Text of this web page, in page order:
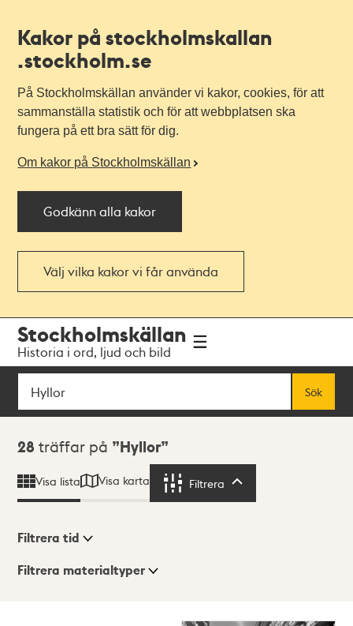
Kakor på stockholmskallan
.stockholm.se
På Stockholmskällan använder vi kakor, cookies, för att
sammanställa statistik och för att webbplatsen ska
fungera på ett bra sätt för dig.
Om kakor på Stockholmskällan
Godkänn alla kakor
Välj vilka kakor vi får använda
navigationen
huvudinnehållet
Stockholmskällan
Historia i ord, ljud och bild
Sök
Sök
Sökresultat
28 träffar på Hyllor
Visa lista Visa karta Filtrera
Visningsläge
Filtrera tid
Filtrera materialtyper